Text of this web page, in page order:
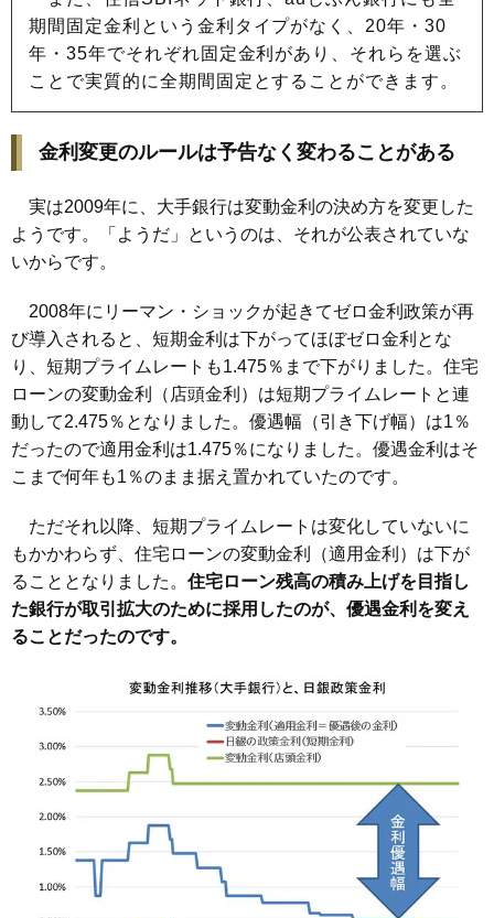
期間固定金利という金利タイプがなく、20年・30
年・35年でそれぞれ固定金利があり、それらを選ぶ
ことで実質的に全期間固定とすることができます。
金利変更のルールは予告なく変わることがある
実は2009年に、大手銀行は変動金利の決め方を変更した
ようです。「ようだ」というのは、それが公表されていな
いからです。
2008年にリーマン・ショックが起きてゼロ金利政策が再
び導入されると、短期金利は下がってほぼゼロ金利とな
り、短期プライムレートも1.475％まで下がりました。住宅
ローンの変動金利（店頭金利）は短期プライムレートと連
動して2.475％となりました。優遇幅（引き下げ幅）は1％
だったので適用金利は1.475％になりました。優遇金利はそ
こまで何年も1％のまま据え置かれていたのです。
ただそれ以降、短期プライムレートは変化していないに
もかかわらず、住宅ローンの変動金利（適用金利）は下が
ることとなりました。 住宅ローン残高の積み上げを目指し
た銀行が取引拡大のために採用したのが、優遇金利を変え
ることだったのです。